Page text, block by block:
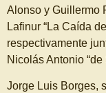
Alonso y Guillermo
Lafinur “La Caída
respectivamente
Nicolás Antonio
Jorge Luis Borges,